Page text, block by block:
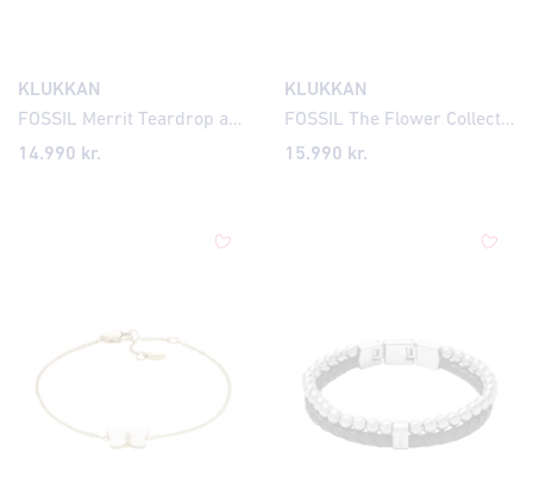
KLUKKAN
FOSSIL Merrit Teardrop armband JF043177
14.990 kr.
KLUKKAN
FOSSIL The Flower Collection eyrnalokkar JF04973
15.990 kr.